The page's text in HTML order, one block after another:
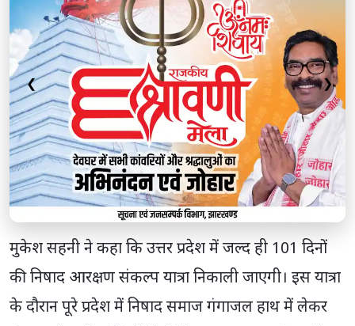
❮ ❯
मुकेश सहनी ने कहा कि उत्तर प्रदेश में जल्द ही 101 दिनों
की निषाद आरक्षण संकल्प यात्रा निकाली जाएगी। इस यात्रा
के दौरान पूरे प्रदेश में निषाद समाज गंगाजल हाथ में लेकर